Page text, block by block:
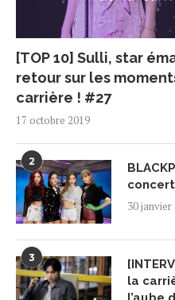
[TOP 10] Sulli, star
retour sur les
carrière ! #27
17 octobre 2019
2
30 janvier
3
la